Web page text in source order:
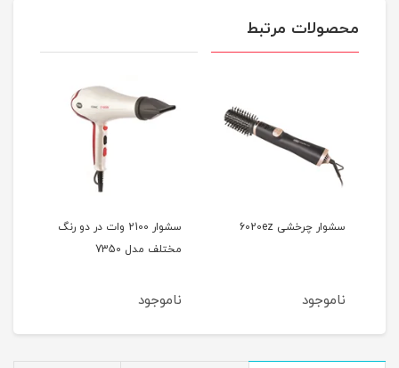
محصولات مرتبط
سشوار چرخشی 6020ez
ناموجود
سشوار 2100 وات در دو رنگ
مختلف مدل 7350
ناموجود